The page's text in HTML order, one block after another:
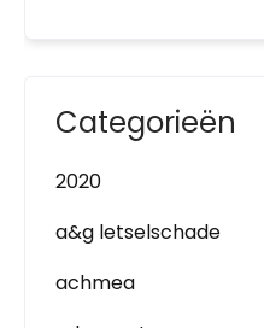
Categorieën
2020
a&g letselschade
achmea